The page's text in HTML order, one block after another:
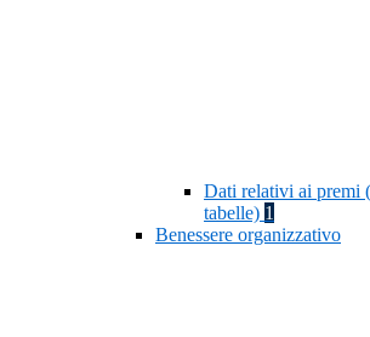
Dati relativi ai premi
tabelle) 1
Benessere organizzativo